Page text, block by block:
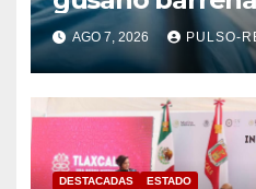
humano en
AGO 7, 2026 PULSO-
DESTACADAS ESTADO